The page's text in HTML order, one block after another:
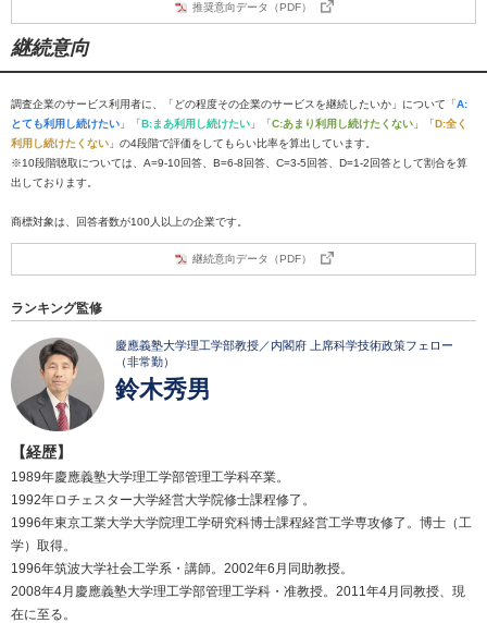
推奨意向データ（PDF）
継続意向
調査企業のサービス利用者に、「どの程度その企業のサービスを継続したいか」について「A:
とても利用し続けたい 」「B:まあ利用し続けたい 」「C:あまり利用し続けたくない 」「D:全く
利用し続けたくない 」の4段階で評価をしてもらい比率を算出しています。
※10段階聴取については、A=9-10回答、B=6-8回答、C=3-5回答、D=1-2回答として割合を算
出しております。
商標対象は、回答者数が100人以上の企業です。
継続意向データ（PDF）
ランキング監修
慶應義塾大学理工学部教授／内閣府 上席科学技術政策フェロー
（非常勤）
鈴木秀男
【経歴】
1989年慶應義塾大学理工学部管理工学科卒業。
1992年ロチェスター大学経営大学院修士課程修了。
1996年東京工業大学大学院理工学研究科博士課程経営工学専攻修了。博士（工
学）取得。
1996年筑波大学社会工学系・講師。2002年6月同助教授。
2008年4月慶應義塾大学理工学部管理工学科・准教授。2011年4月同教授、現
在に至る。